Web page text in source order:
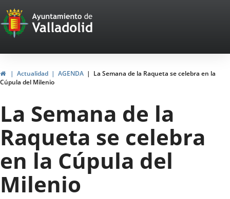
Portal
Web
del
Ayuntamiento
de
Valladolid
InicioActualidad AGENDA
La Semana de la Raqueta se celebra en la
Cúpula del Milenio
La Semana de la
Raqueta se celebra
en la Cúpula del
Milenio